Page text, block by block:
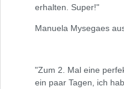
erhalten. Super!"
Manuela Mysegaes
"Zum 2. Mal eine
ein paar Tagen, ich